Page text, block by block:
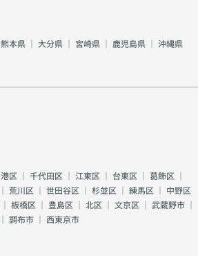
熊本県 大分県 宮崎県 鹿児島県 沖縄県
港区 千代田区 江東区 台東区 葛飾区
荒川区 世田谷区 杉並区 練馬区
中野区
板橋区 豊島区 北区 文京区 武蔵野市
調布市 西東京市